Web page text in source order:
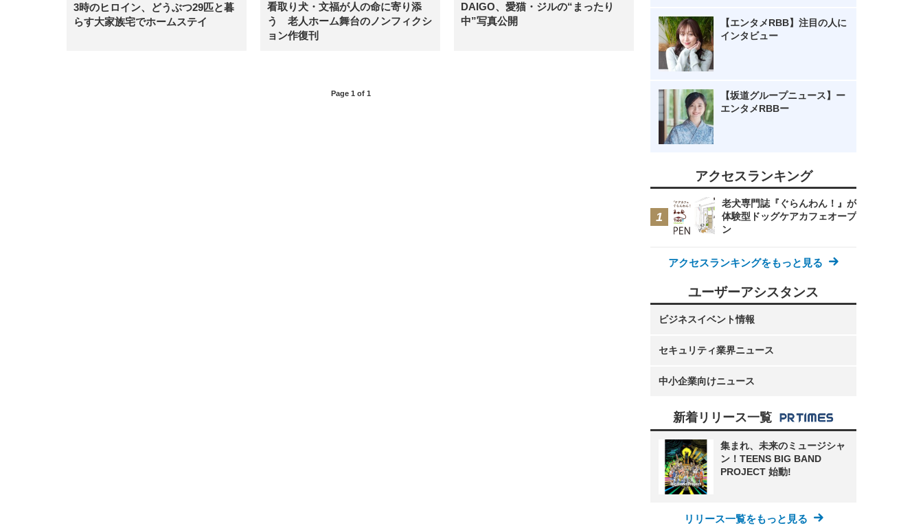
3時のヒロイン、どうぶつ29匹と暮
らす大家族宅でホームステイ
看取り犬・文福が人の命に寄り添
う 老人ホーム舞台のノンフィクシ
ョン作復刊
DAIGO、愛猫・ジルの“まったり
中”写真公開
Page 1 of 1
【エンタメRBB】注目の人に
インタビュー
【坂道グループニュース】ー
エンタメRBBー
アクセスランキング
老犬専門誌『ぐらんわん！』が
体験型ドッグケアカフェオープ
ン
アクセスランキングをもっと見る
ユーザーアシスタンス
ビジネスイベント情報
セキュリティ業界ニュース
中小企業向けニュース
新着リリース一覧
集まれ、未来のミュージシャ
ン！TEENS BIG BAND
PROJECT 始動!
リリース一覧をもっと見る